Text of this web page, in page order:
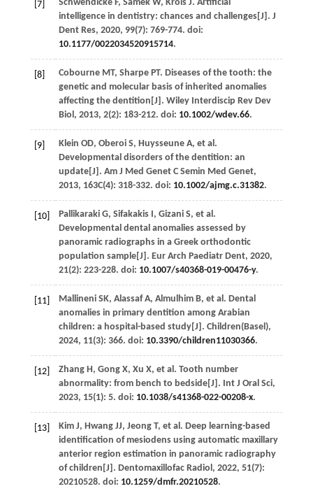
[7] Schwendicke F, Samek W, Krois J. Artificial
intelligence in dentistry: chances and challenges[J]. J
Dent Res, 2020, 99(7): 769-774. doi:
10.1177/0022034520915714.
[8] Cobourne MT, Sharpe PT. Diseases of the tooth: the
genetic and molecular basis of inherited anomalies
affecting the dentition[J]. Wiley Interdiscip Rev Dev
Biol, 2013, 2(2): 183-212. doi: 10.1002/wdev.66.
[9] Klein OD, Oberoi S, Huysseune A, et al.
Developmental disorders of the dentition: an
update[J]. Am J Med Genet C Semin Med Genet,
2013, 163C(4): 318-332. doi: 10.1002/ajmg.c.31382.
[10] Pallikaraki G, Sifakakis I, Gizani S, et al.
Developmental dental anomalies assessed by
panoramic radiographs in a Greek orthodontic
population sample[J]. Eur Arch Paediatr Dent, 2020,
21(2): 223-228. doi: 10.1007/s40368-019-00476-y.
[11] Mallineni SK, Alassaf A, Almulhim B, et al. Dental
anomalies in primary dentition among Arabian
children: a hospital-based study[J]. Children(Basel),
2024, 11(3): 366. doi: 10.3390/children11030366.
[12] Zhang H, Gong X, Xu X, et al. Tooth number
abnormality: from bench to bedside[J]. Int J Oral Sci,
2023, 15(1): 5. doi: 10.1038/s41368-022-00208-x.
[13] Kim J, Hwang JJ, Jeong T, et al. Deep learning-based
identification of mesiodens using automatic maxillary
anterior region estimation in panoramic radiography
of children[J]. Dentomaxillofac Radiol, 2022, 51(7):
20210528. doi: 10.1259/dmfr.20210528.